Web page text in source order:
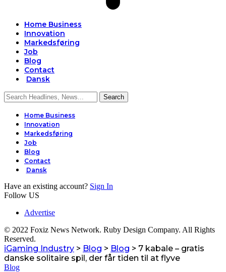
Home Business
Innovation
Markedsføring
Job
Blog
Contact
Dansk
Home Business
Innovation
Markedsføring
Job
Blog
Contact
Dansk
Have an existing account? Sign In
Follow US
Advertise
© 2022 Foxiz News Network. Ruby Design Company. All Rights
Reserved.
iGaming Industry > Blog > Blog > 7 kabale – gratis
danske solitaire spil, der får tiden til at flyve
Blog